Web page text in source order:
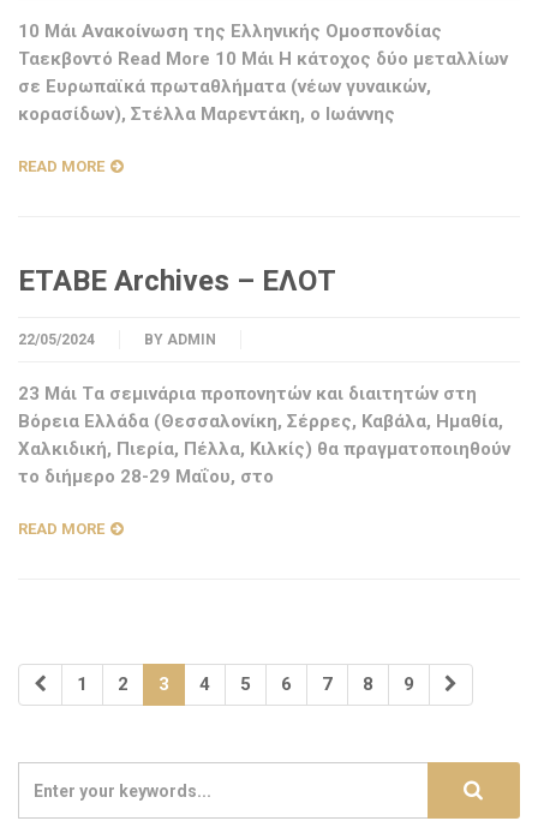
10 Μάι Ανακοίνωση της Ελληνικής Ομοσπονδίας
Ταεκβοντό Read More 10 Μάι H κάτοχος δύο μεταλλίων
σε Ευρωπαϊκά πρωταθλήματα (νέων γυναικών,
κορασίδων), Στέλλα Μαρεντάκη, ο Ιωάννης
READ MORE
ΕΤΑΒΕ Archives – ΕΛΟΤ
22/05/2024 BY ADMIN
23 Μάι Tα σεμινάρια προπονητών και διαιτητών στη
Βόρεια Ελλάδα (Θεσσαλονίκη, Σέρρες, Καβάλα, Ημαθία,
Χαλκιδική, Πιερία, Πέλλα, Κιλκίς) θα πραγματοποιηθούν
το διήμερο 28-29 Μαΐου, στο
READ MORE
1 2 3 4 5 6 7 8 9